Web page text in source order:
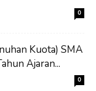
0
Kuota) SMA
Ajaran...
0